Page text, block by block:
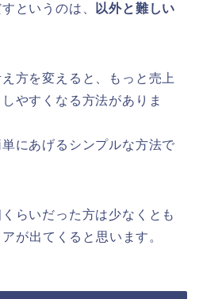
というのは、
以外と難しい
方を変えると、もっと売上
やすくなる方法がありま
にあげるシンプルな方法で
らいだった方は少なくとも
が出てくると思います。